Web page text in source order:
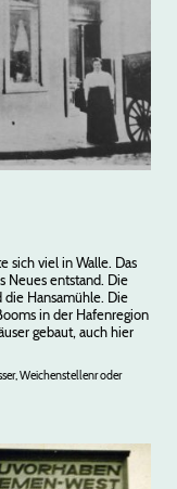
sich viel in Walle. Das
Neues entstand. Die
die Hansamühle. Die
in der Hafenregion
gebaut, auch hier
Weichenstellenr oder